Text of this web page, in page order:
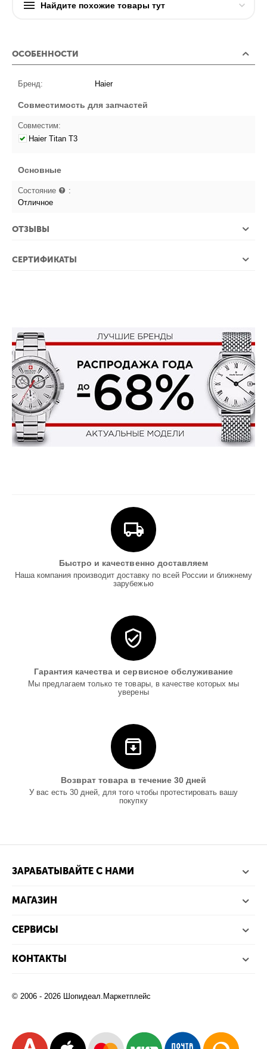
Найдите похожие товары тут
ОСОБЕННОСТИ
Бренд: Haier
Совместимость для запчастей
Совместим:
Haier Titan T3
Основные
Состояние
:
Отличное
ОТЗЫВЫ
СЕРТИФИКАТЫ
Быстро и качественно доставляем
Наша компания производит доставку по всей России и ближнему
зарубежью
Гарантия качества и сервисное обслуживание
Мы предлагаем только те товары, в качестве которых мы
уверены
Возврат товара в течение 30 дней
У вас есть 30 дней, для того чтобы протестировать вашу
покупку
ЗАРАБАТЫВАЙТЕ С НАМИ
МАГАЗИН
СЕРВИСЫ
КОНТАКТЫ
© 2006 - 2026 Шопидеал.Маркетплейс